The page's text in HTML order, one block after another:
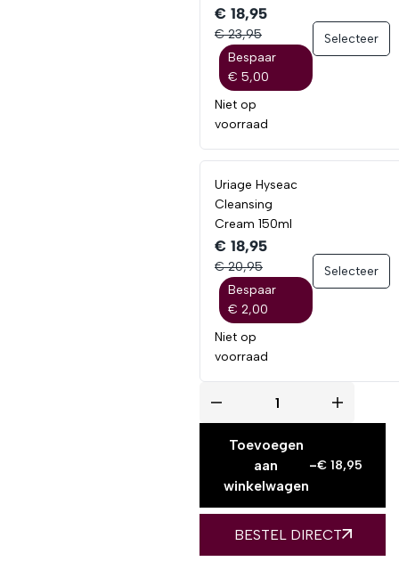
€ 18,95
€ 23,95
Bespaar
€ 5,00
Niet op
voorraad
Selecteer
Uriage Hyseac
Cleansing
Cream 150ml
€ 18,95
€ 20,95
Bespaar
€ 2,00
Niet op
voorraad
Selecteer
Toevoegen
aan
winkelwagen
-€ 18,95
BESTEL DIRECT